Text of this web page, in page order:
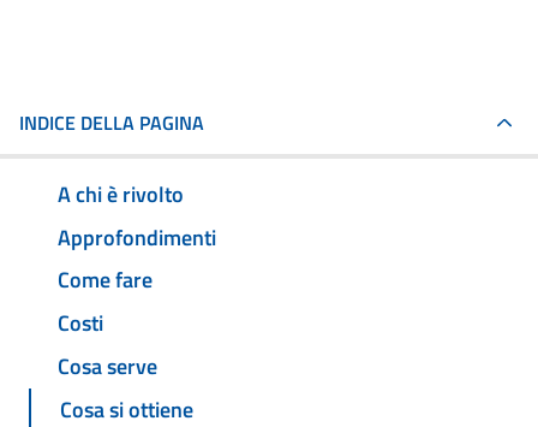
INDICE DELLA PAGINA
A chi è rivolto
Approfondimenti
Come fare
Costi
Cosa serve
Cosa si ottiene